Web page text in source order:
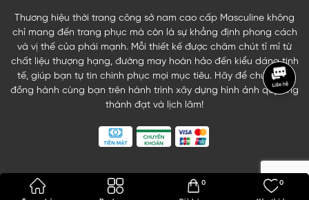
Thương hiệu thời trang công sở nam cao cấp Masculine không
chỉ mang đến trang phục mà còn là sự khẳng định phong cách
và vị thế của phái mạnh. Mỗi thiết kế được chăm chút tỉ mỉ từ
chất liệu thượng hạng, đường may hoàn hảo đến kiểu dáng tinh
tế, giúp bạn tự tin chinh phục mọi mục tiêu. Hãy để chúng tôi
đồng hành cùng bạn trên hành trình xây dựng hình ảnh quý ông
thành đạt và lịch lãm!
0 0